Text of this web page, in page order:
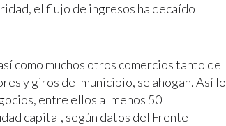
el flujo de ingresos ha decaído
como muchos otros comercios tanto del
y giros del municipio, se ahogan. Así lo
entre ellos al menos 50
capital, según datos del Frente